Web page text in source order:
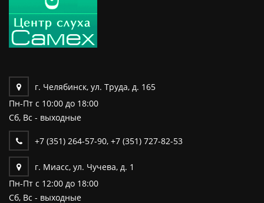
г. Челябинск, ул. Труда, д. 165
Пн-Пт c 10:00 до 18:00
Сб, Вс - выходные
+7 (351) 264-57-90, +7 (351) 727-82-53
г. Миасс, ул. Чучева, д. 1
Пн-Пт c 12:00 до 18:00
Сб, Вс - выходные